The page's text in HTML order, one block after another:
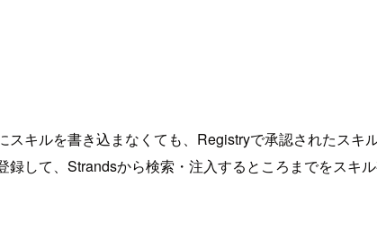
キルを書き込まなくても、Registryで承認されたス
して、Strandsから検索・注入するところまでをスキ